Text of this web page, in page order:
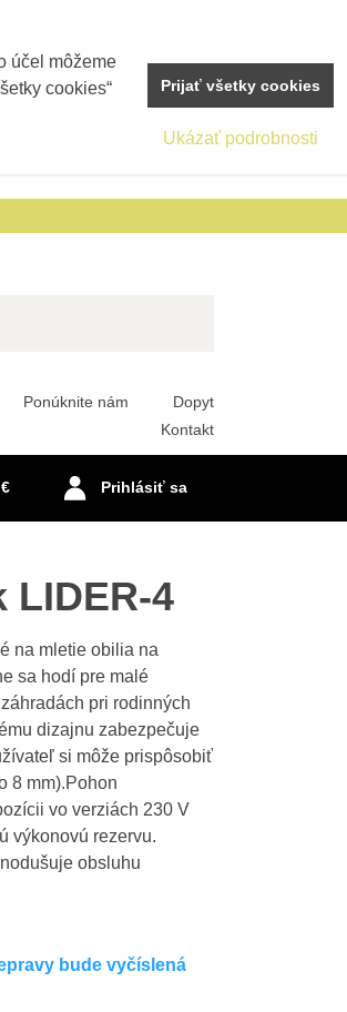
Ponúknite nám
Dopyt
Kontakt
Prihlásiť sa
4
na mletie obilia na
sa hodí pre malé
pri rodinných
dizajnu zabezpečuje
si môže prispôsobiť
8 mm).Pohon
vo verziách 230 V
výkonovú rezervu.
obsluhu
bude vyčíslená
účel môžeme
cookies“
Ukázať podrobnosti
Prijať všetky cookies